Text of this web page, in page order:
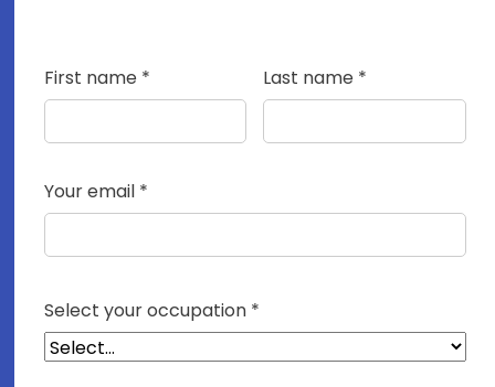
First name * Last name *
Your email *
Select your occupation *